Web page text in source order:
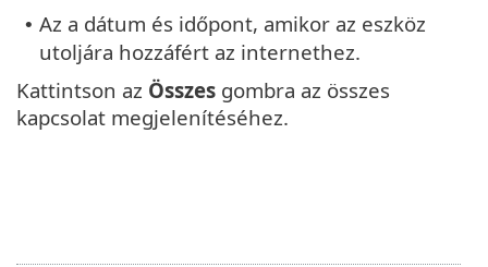
• Az a dátum és időpont, amikor az eszköz
utoljára hozzáfért az internethez.
Kattintson az Összes gombra az összes
kapcsolat megjelenítéséhez.